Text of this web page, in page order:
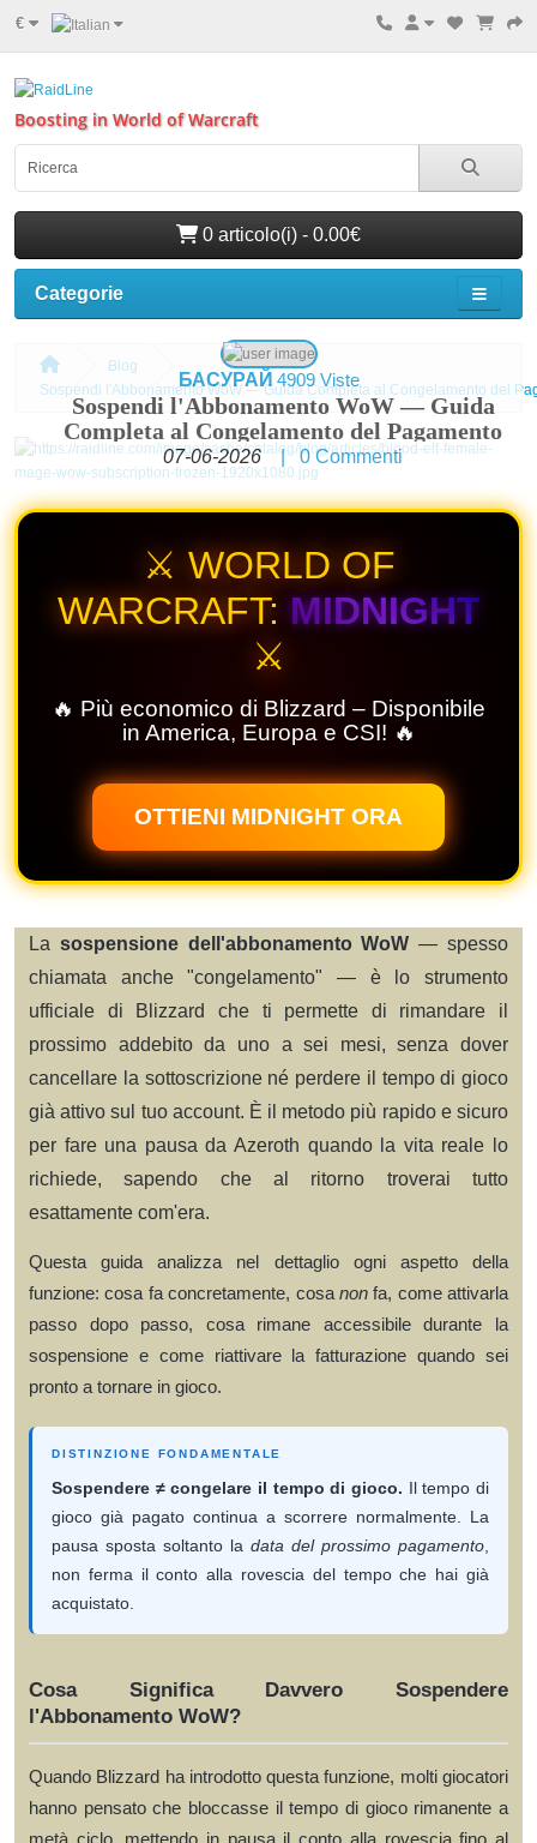
€
Boosting in World of Warcraft
0 articolo(i) - 0.00€
Categorie
Blog
Sospendi l'Abbonamento WoW — Guida Completa al Congelamento del
БАСУРАЙ 4909 Viste
Sospendi l'Abbonamento WoW — Guida
Completa al Congelamento del Pagamento
07-06-2026 |0Commenti
⚔️ WORLD OF
WARCRAFT: MIDNIGHT
⚔️
🔥 Più economico di Blizzard – Disponibile
in America, Europa e CSI! 🔥
OTTIENI MIDNIGHT ORA
La sospensione dell'abbonamento WoW — spesso
chiamata anche "congelamento" — è lo strumento
ufficiale di Blizzard che ti permette di rimandare il
prossimo addebito da uno a sei mesi, senza dover
cancellare la sottoscrizione né perdere il tempo di gioco
già attivo sul tuo account. È il metodo più rapido e sicuro
per fare una pausa da Azeroth quando la vita reale lo
richiede, sapendo che al ritorno troverai tutto
esattamente com'era.
Questa guida analizza nel dettaglio ogni aspetto della
funzione: cosa fa concretamente, cosa nonfa, come attivarla
passo dopo passo, cosa rimane accessibile durante la
sospensione e come riattivare la fatturazione quando sei
pronto a tornare in gioco.
DISTINZIONE FONDAMENTALE
Sospendere ≠ congelare il tempo di gioco. Il tempo di
gioco già pagato continua a scorrere normalmente. La
pausa sposta soltanto la data del prossimo pagamento
non ferma il conto alla rovescia del tempo che hai già
acquistato.
Cosa Significa Davvero Sospendere
l'Abbonamento WoW?
Quando Blizzard ha introdotto questa funzione, molti giocatori
hanno pensato che bloccasse il tempo di gioco rimanente a
metà ciclo, mettendo in pausa il conto alla rovescia fino al